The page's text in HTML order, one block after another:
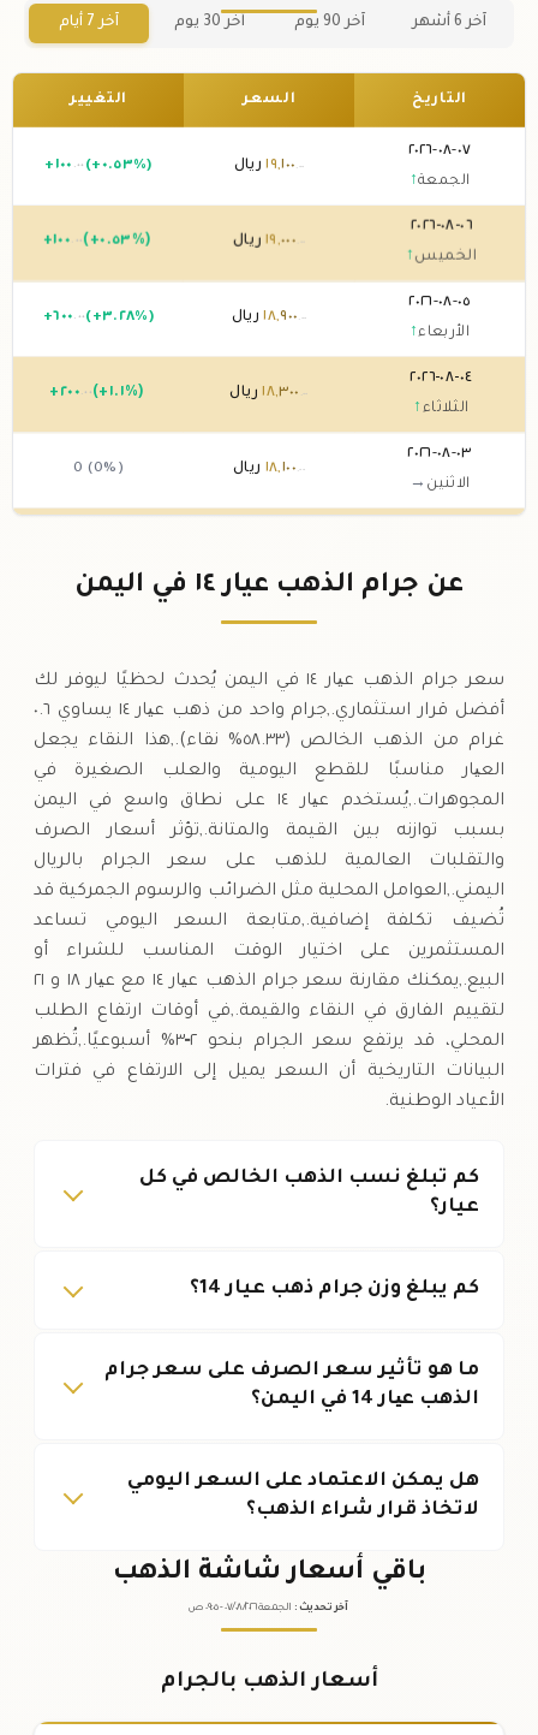
آخر 6 أشهر آخر 90 يوم آخر 30 يوم آخر 7 أيام
التاريخ السعر التغيير
٠٧-٠٨-٢٠٢٦
الجمعة↑
١٩,١٠٠ .٠٠ ريال + ١٠٠ .٠٠ (+٠.٥٣%)
٠٦-٠٨-٢٠٢٦
الخميس ↑
١٩,٠٠٠ ريال +١٠٠ .٠٠ (+٠.٥٣%)
٠٥-٠٨-٢٠٢٦
الأربعاء↑
١٨,٩٠٠ .٠٠ ريال +٦٠٠ .٠٠ (+٣.٢٨%)
٠٤-٠٨-٢٠٢٦
الثلاثاء ↑
١٨,٣٠٠ .٠٠ ريال + ٢٠٠ .٠٠ (+١.١%)
٠٣-٠٨-٢٠٢٦
الاثنين →
١٨,١٠٠ .٠٠ ريال 0 (0%)
١٨,١٠٠.٠٠ ريال
عن جرام الذهب عيار ١٤ في اليمن
سعر جرام الذهب عیار ١٤ في اليمن يُحدث لحظيًا ليوفر لك
أفضل قرار استثماري.,جرام واحد من ذهب عیار ١٤ يساوي ٠.٦
غرام من الذهب الخالص (٥٨.٣٣% نقاء).,هذا النقاء يجعل
العیار مناسبًا للقطع اليومية والعلب الصغيرة في
المجوهرات.,يُستخدم عیار ١٤ على نطاق واسع في اليمن
بسبب توازنه بين القيمة والمتانة.,تؤثر أسعار الصرف
والتقلبات العالمية للذهب على سعر الجرام بالريال
اليمني.,العوامل المحلية مثل الضرائب والرسوم الجمركية قد
تُضيف تكلفة إضافية.,متابعة السعر اليومي تساعد
المستثمرين على اختيار الوقت المناسب للشراء أو
البيع.,يمكنك مقارنة سعر جرام الذهب عیار ١٤ مع عیار ١٨ و ٢١
لتقييم الفارق في النقاء والقيمة.,في أوقات ارتفاع الطلب
المحلي، قد يرتفع سعر الجرام بنحو ٢‑٣% أسبوعيًا.,تُظهر
البيانات التاريخية أن السعر يميل إلى الارتفاع في فترات
الأعياد الوطنية.
كم تبلغ نسب الذهب الخالص في كل
عيار؟
كم يبلغ وزن جرام ذهب عيار 14؟
ما هو تأثير سعر الصرف على سعر جرام
الذهب عیار 14 في اليمن؟
هل يمكن الاعتماد على السعر اليومي
لاتخاذ قرار شراء الذهب؟
باقي أسعار شاشة الذهب
آخر تحديث : الجمعة ٠٧ /٠٨/٢٠٢٦ - ٠٩:٠٥ ص
أسعار الذهب بالجرام